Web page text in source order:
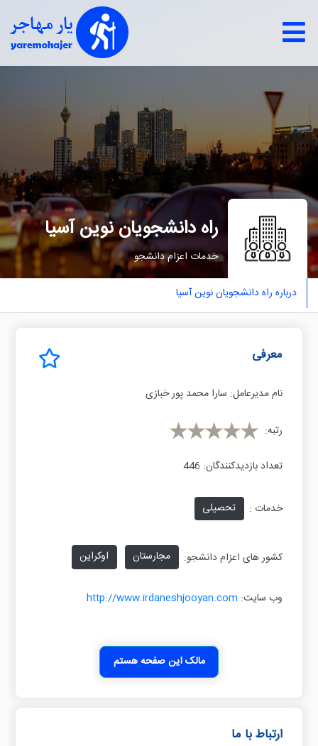
راه دانشجویان نوین آسیا
خدمات اعزام دانشجو
درباره راه دانشجویان نوین آسیا
معرفی
نام مدیرعامل: سارا محمد پور خبازی
رتبه:
تعداد بازدیدکنندگان: 446
خدمات : تحصیلی
کشور های اعزام دانشجو: مجارستان اوکراین
وب سایت: http://www.irdaneshjooyan.com
مالک این صفحه هستم
ارتباط با ما